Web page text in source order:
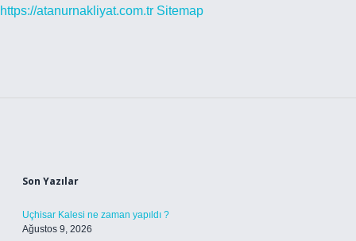
https://atanurnakliyat.com.tr Sitemap
Son Yazılar
Uçhisar Kalesi ne zaman yapıldı ?
Ağustos 9, 2026